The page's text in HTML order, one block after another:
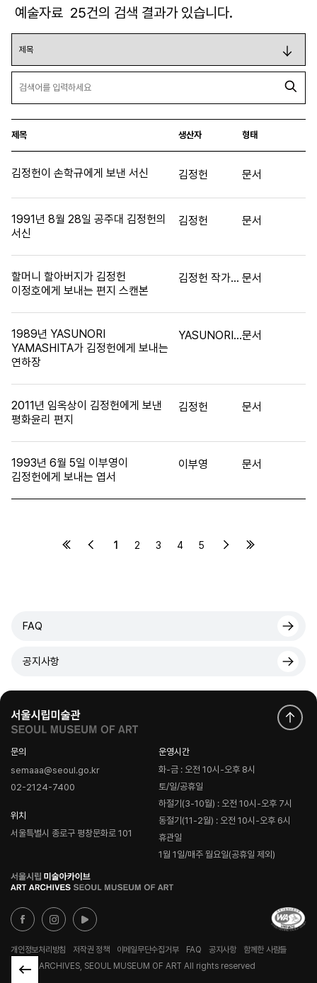
예술자료 25건의 검색 결과가 있습니다.
제목 생산자 형태
김정헌이 손학규에게 보낸 서신 김정헌 문서
1991년 8월 28일 공주대 김정헌의
서신
김정헌 문서
할머니 할아버지가 김정헌
이정호에게 보내는 편지 스캔본
김정헌 작가의 조부모 문서
1989년 YASUNORI
YAMASHITA가 김정헌에게 보내는
연하장
YASUNORI YAMASHITA문서
2011년 임옥상이 김정헌에게 보낸
평화윤리 편지
김정헌 문서
1993년 6월 5일 이부영이
김정헌에게 보내는 엽서
이부영 문서
1 2 3 4 5
FAQ
공지사항
문의
semaaa@seoul.go.kr
02-2124-7400
위치
서울특별시 종로구 평창문화로 101
운영시간
화-금 : 오전 10시-오후 8시
토/일/공휴일
하절기(3-10월) : 오전 10시-오후 7시
동절기(11-2월) : 오전 10시-오후 6시
휴관일
1월 1일/매주 월요일(공휴일 제외)
로
고
개인정보처리방침 저작권 정책 이메일무단수집거부 FAQ 공지사항
함께한 사람들
© ART ARCHIVES, SEOUL MUSEUM OF ART All rights reserved